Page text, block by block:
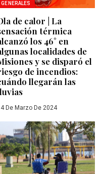
GENERALES
de calor | La
térmica
los 46° en
localidades de
y se disparó el
de incendios:
llegarán las
De Marzo De 2024